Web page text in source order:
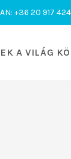
+36 20 917
A VILÁG